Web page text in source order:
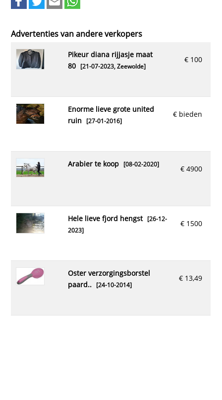
Advertenties van andere verkopers
€ 100
pikeur diana rijjasje maat
80[21-07-2023, Zeewolde]
€ bieden
enorme lieve grote united
ruin [27-01-2016]
€ 4900
arabier te koop[08-02-2020]
€ 1500
hele lieve fjord hengst[26-12-
2023]
€ 13,49
oster verzorgingsborstel
paard..[24-10-2014]